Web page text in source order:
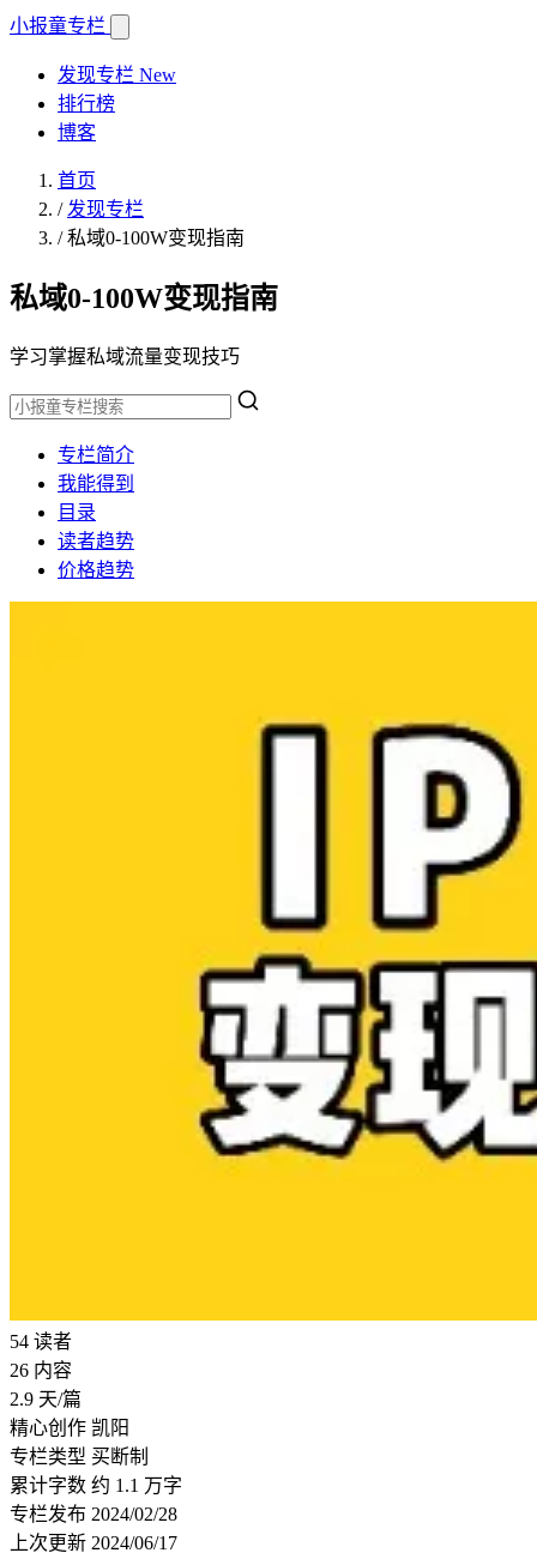
小报童专栏
发现专栏 New
排行榜
博客
首页
/ 发现专栏
/私域0-100W变现指南
私域0-100W变现指南
学习掌握私域流量变现技巧
专栏简介
我能得到
目录
读者趋势
价格趋势
54 读者
26 内容
2.9 天/篇
精心创作 凯阳
专栏类型 买断制
累计字数 约 1.1 万字
专栏发布 2024/02/28
上次更新 2024/06/17